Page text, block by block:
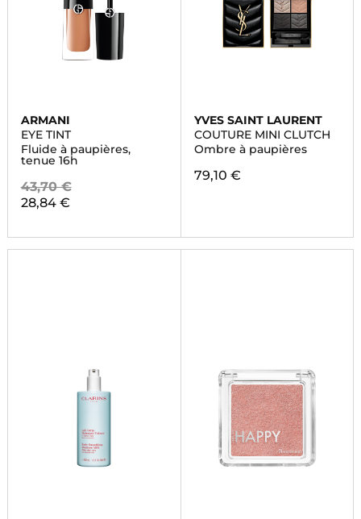
ARMANI
EYE TINT
Fluide à paupières,
tenue 16h
43,70 €
28,84 €
YVES SAINT LAURENT
COUTURE MINI CLUTCH
Ombre à paupières
79,10 €